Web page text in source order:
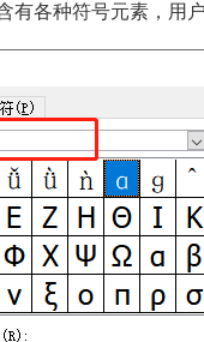
各种符号元素，用